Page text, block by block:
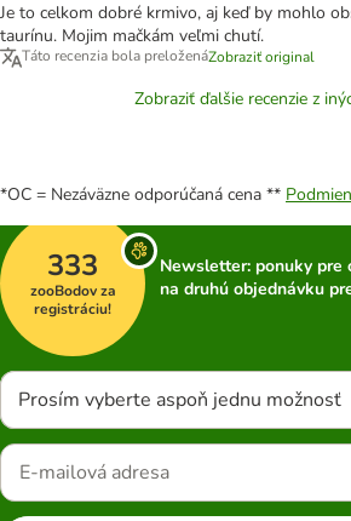
Je to celkom dobré krmivo, aj keď by mohlo
taurínu. Mojim mačkám veľmi chutí.
Táto recenzia bola preloženáZobraziť original
Zobraziť ďalšie recenzie z
*OC = Nezáväzne odporúčaná cena **
333
zooBodov za
registráciu!
Newsletter: ponuky pre
na druhú objednávku
Prosím vyberte aspoň jednu možnosť